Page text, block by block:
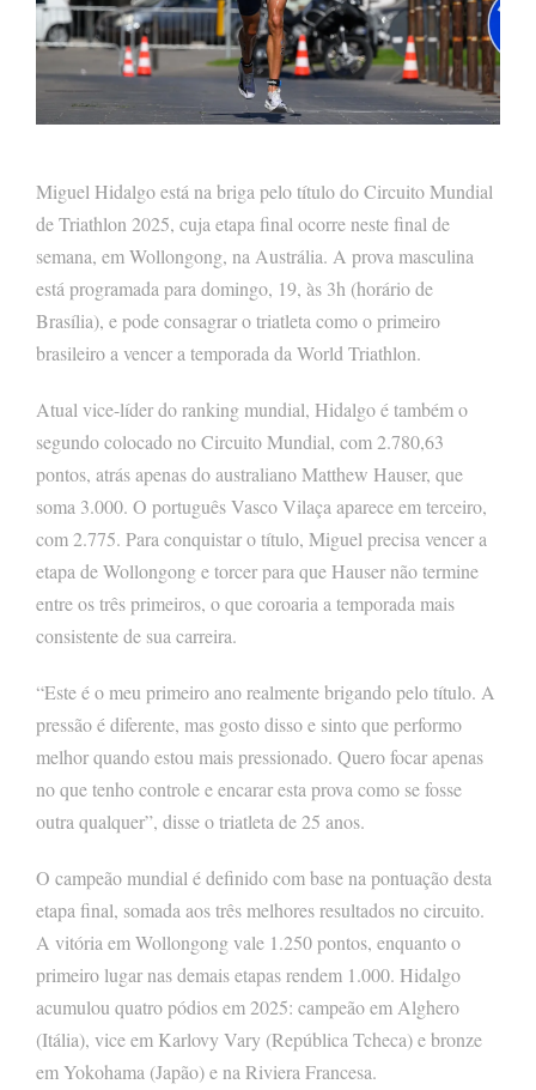
Miguel Hidalgo está na briga pelo título do Circuito Mundial
de Triathlon 2025, cuja etapa final ocorre neste final de
semana, em Wollongong, na Austrália. A prova masculina
está programada para domingo, 19, às 3h (horário de
Brasília), e pode consagrar o triatleta como o primeiro
brasileiro a vencer a temporada da World Triathlon.
Atual vice-líder do ranking mundial, Hidalgo é também o
segundo colocado no Circuito Mundial, com 2.780,63
pontos, atrás apenas do australiano Matthew Hauser, que
soma 3.000. O português Vasco Vilaça aparece em terceiro,
com 2.775. Para conquistar o título, Miguel precisa vencer a
etapa de Wollongong e torcer para que Hauser não termine
entre os três primeiros, o que coroaria a temporada mais
consistente de sua carreira.
“Este é o meu primeiro ano realmente brigando pelo título. A
pressão é diferente, mas gosto disso e sinto que performo
melhor quando estou mais pressionado. Quero focar apenas
no que tenho controle e encarar esta prova como se fosse
outra qualquer”, disse o triatleta de 25 anos.
O campeão mundial é definido com base na pontuação desta
etapa final, somada aos três melhores resultados no circuito.
A vitória em Wollongong vale 1.250 pontos, enquanto o
primeiro lugar nas demais etapas rendem 1.000. Hidalgo
acumulou quatro pódios em 2025: campeão em Alghero
(Itália), vice em Karlovy Vary (República Tcheca) e bronze
em Yokohama (Japão) e na Riviera Francesa.